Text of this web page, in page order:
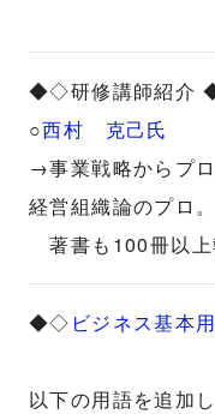
◆◇研修講師紹介
○西村 克己氏
→事業戦略からプ
経営組織論のプロ。
著書も100冊以上
◆◇ ビジネス基本
以下の用語を追加し